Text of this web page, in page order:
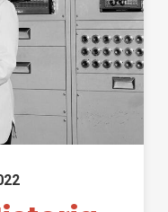
Link to Mes de